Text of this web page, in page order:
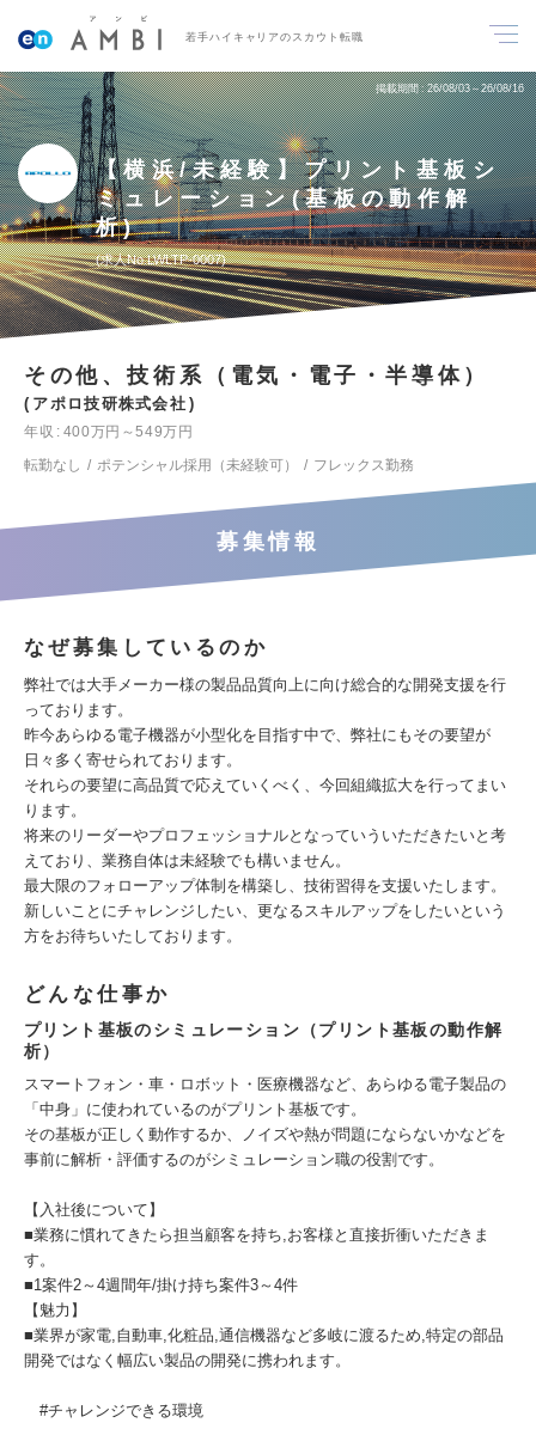
若手ハイキャリアのスカウト転職
掲載期間 26/08/03～26/08/16
【横浜/未経験】プリント基板シ
ミュレーション(基板の動作解
析)
求人No.LWLTP-0007
その他、技術系（電気・電子・半導体）
アポロ技研株式会社
年収
400万円～549万円
転勤なし
ポテンシャル採用（未経験可） フレックス勤務
募集情報
なぜ募集しているのか
弊社では大手メーカー様の製品品質向上に向け総合的な開発支援を行
っております。
昨今あらゆる電子機器が小型化を目指す中で、弊社にもその要望が
日々多く寄せられております。
それらの要望に高品質で応えていくべく、今回組織拡大を行ってまい
ります。
将来のリーダーやプロフェッショナルとなっていういただきたいと考
えており、業務自体は未経験でも構いません。
最大限のフォローアップ体制を構築し、技術習得を支援いたします。
新しいことにチャレンジしたい、更なるスキルアップをしたいという
方をお待ちいたしております。
どんな仕事か
プリント基板のシミュレーション（プリント基板の動作解
析）
スマートフォン・車・ロボット・医療機器など、あらゆる電子製品の
「中身」に使われているのがプリント基板です。
その基板が正しく動作するか、ノイズや熱が問題にならないかなどを
事前に解析・評価するのがシミュレーション職の役割です。
【入社後について】
■業務に慣れてきたら担当顧客を持ち,お客様と直接折衝いただきま
す。
■1案件2～4週間年/掛け持ち案件3～4件
【魅力】
■業界が家電,自動車,化粧品,通信機器など多岐に渡るため,特定の部品
開発ではなく幅広い製品の開発に携われます。
#チャレンジできる環境